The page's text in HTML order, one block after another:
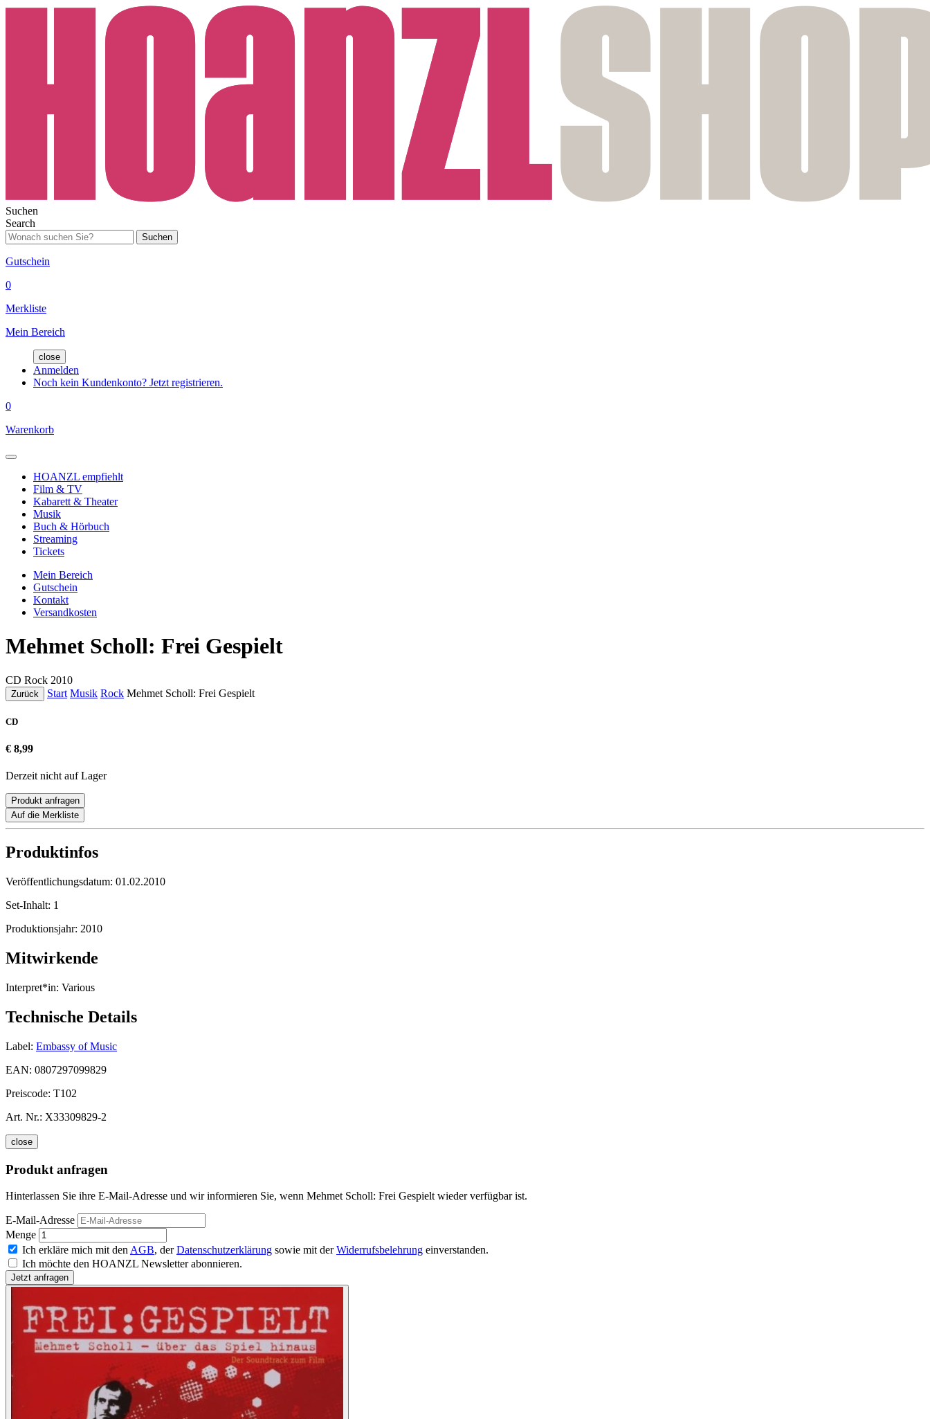
Suchen
Search
Suchen
Gutschein
0
Merkliste
Mein Bereich
close
Anmelden
Noch kein Kundenkonto? Jetzt registrieren.
0
Warenkorb
HOANZL empfiehlt
Film & TV
Kabarett & Theater
Musik
Buch & Hörbuch
Streaming
Tickets
Mein Bereich
Gutschein
Kontakt
Versandkosten
Mehmet Scholl: Frei Gespielt
CD Rock 2010
Zurück Start Musik Rock Mehmet Scholl: Frei Gespielt
CD
€ 8,99
Derzeit nicht auf Lager
Produkt anfragen
Auf die Merkliste
Produktinfos
Veröffentlichungsdatum: 01.02.2010
Set-Inhalt: 1
Produktionsjahr: 2010
Mitwirkende
Interpret*in: Various
Technische Details
Label: Embassy of Music
EAN: 0807297099829
Preiscode: T102
Art. Nr.: X33309829-2
close
Produkt anfragen
Hinterlassen Sie ihre E-Mail-Adresse und wir informieren Sie, wenn Mehmet Scholl: Frei Gespielt wieder verfügbar ist.
E-Mail-Adresse
Menge
Ich erkläre mich mit den AGB, derDatenschutzerklärung sowie mit derWiderrufsbelehrung einverstanden.
Ich möchte den HOANZL Newsletter abonnieren.